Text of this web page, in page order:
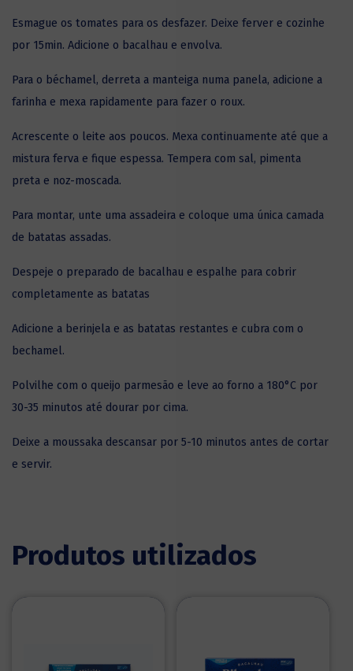
Esmague os tomates para os desfazer. Deixe ferver e cozinhe
por 15min. Adicione o bacalhau e envolva.
Para o béchamel, derreta a manteiga numa panela, adicione a
farinha e mexa rapidamente para fazer o roux.
Acrescente o leite aos poucos. Mexa continuamente até que a
mistura ferva e fique espessa. Tempera com sal, pimenta
preta e noz-moscada.
Para montar, unte uma assadeira e coloque uma única camada
de batatas assadas.
Despeje o preparado de bacalhau e espalhe para cobrir
completamente as batatas
Adicione a berinjela e as batatas restantes e cubra com o
bechamel.
Polvilhe com o queijo parmesão e leve ao forno a 180°C por
30-35 minutos até dourar por cima.
Deixe a moussaka descansar por 5-10 minutos antes de cortar
e servir.
Produtos utilizados